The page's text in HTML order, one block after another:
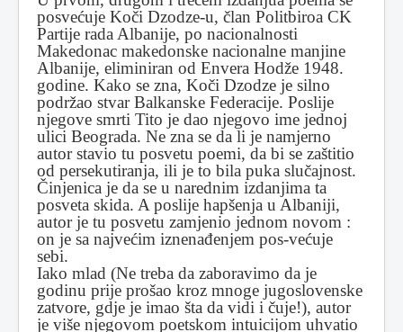
posvećuje Koči Dzodze-u, član Politbiroa CK
Partije rada Albanije, po nacionalnosti
Makedonac makedonske nacionalne manjine
Albanije, eliminiran od Envera Hodže 1948.
godine. Kako se zna, Koči Dzodze je silno
podržao stvar Balkanske Federacije. Poslije
njegove smrti Tito je dao njegovo ime jednoj
ulici Beograda. Ne zna se da li je namjerno
autor stavio tu posvetu poemi, da bi se zaštitio
od persekutiranja, ili je to bila puka slučajnost.
Činjenica je da se u narednim izdanjima ta
posveta skida. A poslije hapšenja u Albaniji,
autor je tu posvetu zamjenio jednom novom :
on je sa najvećim iznenađenjem pos-većuje
sebi.
Iako mlad (Ne treba da zaboravimo da je
godinu prije prošao kroz mnoge jugoslovenske
zatvore, gdje je imao šta da vidi i čuje!), autor
je više njegovom poetskom intuicijom uhvatio